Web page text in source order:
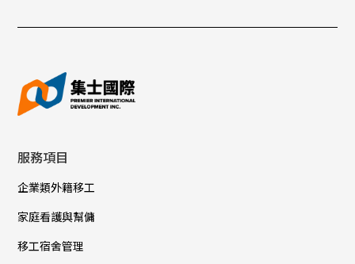
服務項目
企業類外籍移工
家庭看護與幫傭
移工宿舍管理